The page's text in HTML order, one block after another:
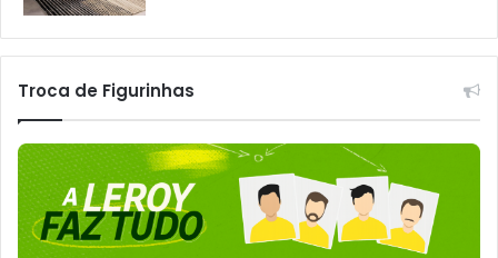
Troca de Figurinhas